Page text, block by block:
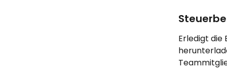
Erledigt die